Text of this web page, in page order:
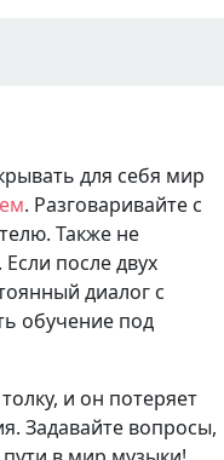
для себя мир
. Разговаривайте с
Также не
после двух
диалог с
обучение под
и он потеряет
Задавайте вопросы,